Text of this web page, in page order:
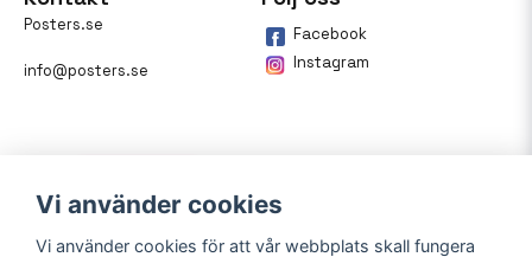
Posters.se
info@posters.se
Facebook
Instagram
Vi använder cookies
Vi använder cookies för att vår webbplats skall fungera